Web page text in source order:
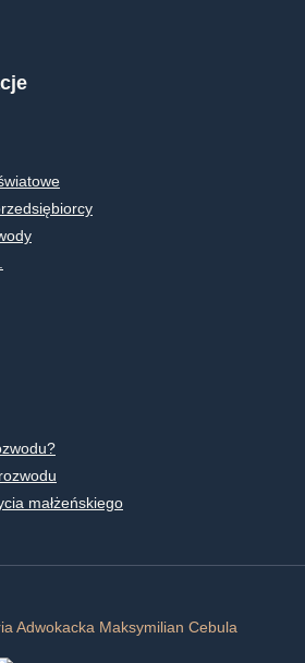
małżeńskiego
Adwokacka Maksymilian Cebula